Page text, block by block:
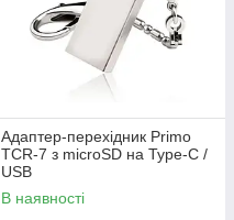
Адаптер-перехідник Primo
TCR-7 з microSD на Type-C /
USB
В наявності